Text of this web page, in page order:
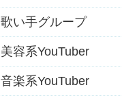
歌い手グループ
美容系YouTuber
音楽系YouTuber